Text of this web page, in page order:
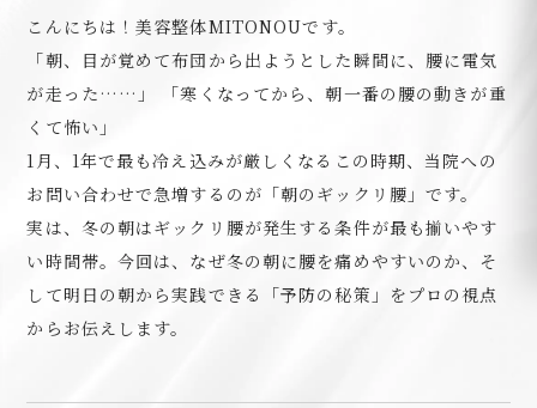
こんにちは！美容整体MITONOUです。
「朝、目が覚めて布団から出ようとした瞬間に、腰に電気
が走った……」 「寒くなってから、朝一番の腰の動きが重
くて怖い」
1月、1年で最も冷え込みが厳しくなるこの時期、当院への
お問い合わせで急増するのが「朝のギックリ腰」です。
実は、冬の朝はギックリ腰が発生する条件が最も揃いやす
い時間帯。今回は、なぜ冬の朝に腰を痛めやすいのか、そ
して明日の朝から実践できる「予防の秘策」をプロの視点
からお伝えします。